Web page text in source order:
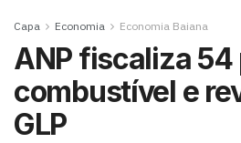
Capa Economia Economia Baiana
ANP fiscaliza 54
combustível e
GLP